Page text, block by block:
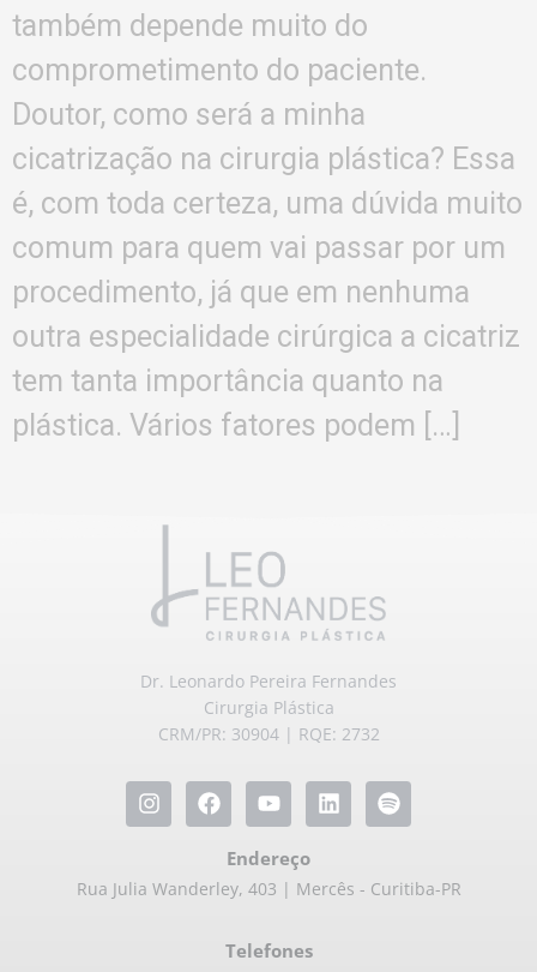
também depende muito do
comprometimento do paciente.
Doutor, como será a minha
cicatrização na cirurgia plástica? Essa
é, com toda certeza, uma dúvida muito
comum para quem vai passar por um
procedimento, já que em nenhuma
outra especialidade cirúrgica a cicatriz
tem tanta importância quanto na
plástica. Vários fatores podem […]
Dr. Leonardo Pereira Fernandes
Cirurgia Plástica
CRM/PR: 30904 | RQE: 2732
Endereço
Rua Julia Wanderley, 403 | Mercês - Curitiba-PR
Telefones